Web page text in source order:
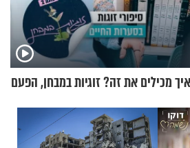
מכילים את זה? זוגיות במבחן, הפעם